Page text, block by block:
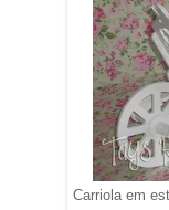
Carriola em